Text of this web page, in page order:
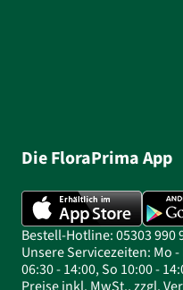
Die FloraPrima App
Bestell-Hotline: 05303 990
Unsere Servicezeiten: Mo -
06:30 - 14:00, So 10:00 -
Preise inkl. MwSt., zzgl.